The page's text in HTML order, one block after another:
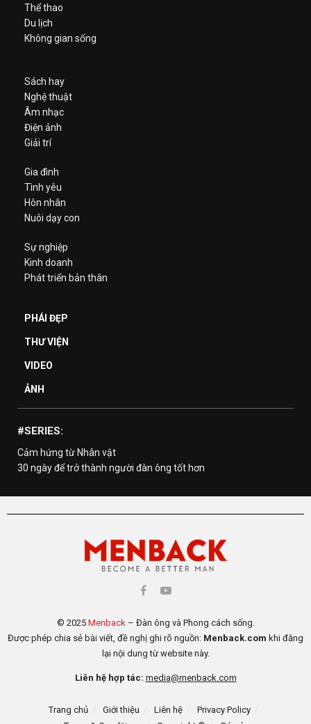
Thể thao
Du lịch
Không gian sống
Sách hay
Nghệ thuật
Âm nhạc
Điện ảnh
Giải trí
Gia đình
Tình yêu
Hôn nhân
Nuôi dạy con
Sự nghiệp
Kinh doanh
Phát triển bản thân
PHÁI ĐẸP
THƯ VIỆN
VIDEO
ẢNH
#SERIES:
Cảm hứng từ Nhân vật
30 ngày để trở thành người đàn ông tốt hơn
© 2025 Menback – Đàn ông và Phong cách sống.
Được phép chia sẻ bài viết, đề nghị ghi rõ nguồn: Menback.com khi đăng
lại nội dung từ website này.
Liên hệ hợp tác: media@menback.com
Trang chủ Giới thiệu Liên hệ
Privacy Policy